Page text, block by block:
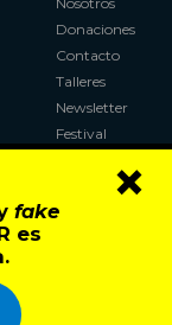
fake
es
×
Donaciones
Contacto
Talleres
Newsletter
Festival